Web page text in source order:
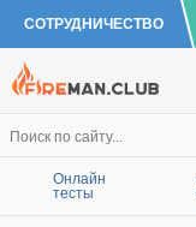
СОТРУДНИЧЕСТВО
Онлайн
тесты